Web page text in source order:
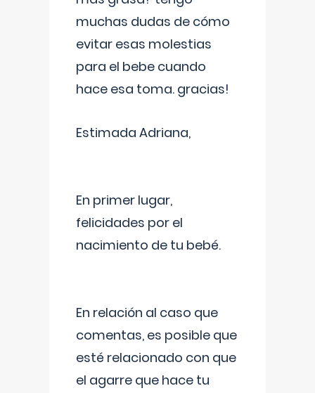
muchas dudas de cómo
evitar esas molestias
para el bebe cuando
hace esa toma. gracias!
Estimada Adriana,
En primer lugar,
felicidades por el
nacimiento de tu bebé.
En relación al caso que
comentas, es posible que
esté relacionado con que
el agarre que hace tu